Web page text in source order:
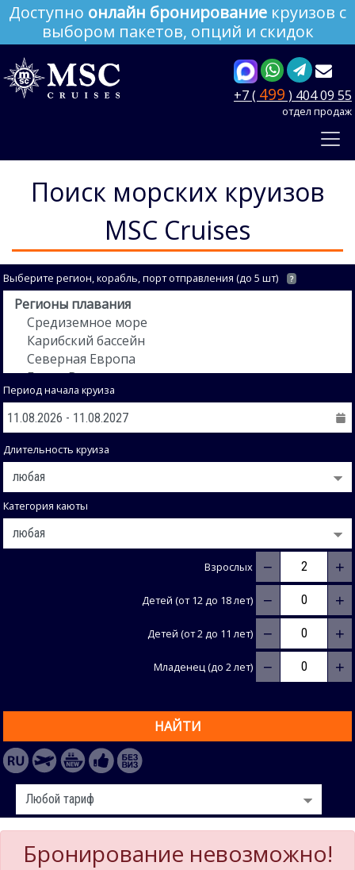
Доступно онлайн бронирование круизов с
выбором пакетов, опций и скидок
+7 ( 499 ) 404 09 55
отдел продаж
Поиск морских круизов
MSC Cruises
Выберите регион, корабль, порт отправления (до 5 шт) ?
Период начала круиза
Длительность круиза
Категория каюты
Взрослых − +
Детей (от 12 до 18 лет) − +
Детей (от 2 до 11 лет) − +
Младенец (до 2 лет) − +
НАЙТИ
Бронирование невозможно!